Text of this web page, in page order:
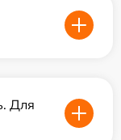
Для